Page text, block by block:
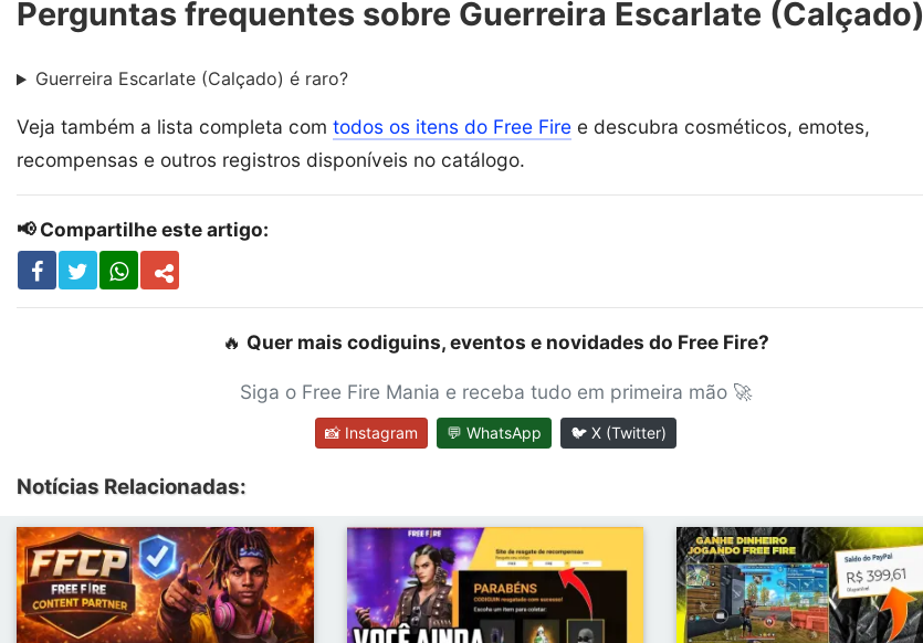
Perguntas frequentes sobre Guerreira Escarlate (Calçado)
Guerreira Escarlate (Calçado) é raro?
Veja também a lista completa com todos os itens do Free Fire e descubra cosméticos, emotes,
recompensas e outros registros disponíveis no catálogo.
📢 Compartilhe este artigo:
🔥 Quer mais codiguins, eventos e novidades do Free Fire?
Siga o Free Fire Mania e receba tudo em primeira mão 🚀
📸 Instagram 💬 WhatsApp 🐦 X (Twitter)
Notícias Relacionadas: